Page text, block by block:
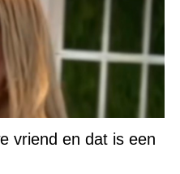
vriend en dat is een